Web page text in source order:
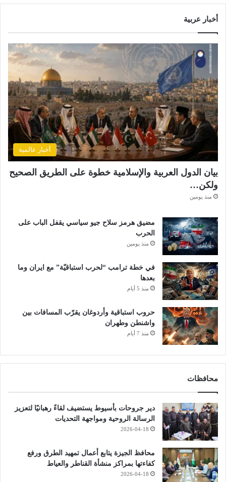
أخبار عربية
أخبار عالمية
بيان الدول العربية والإسلامية خطوة على الطريق الصحيح
ولكن…
منذ يومين
مضيق هرمز سلاح جيو سياسي يقفل الباب على
الحرب
منذ يومين
في خطة ترامب “لحرب استباقيّة” مع ايران وما
بعدها
منذ 5 أيام
حروب استباقية وأردوغان يقرّب المسافات بين
واشنطن وطهران
منذ 7 أيام
محافظات
دير جروحات بأسيوط يستضيف لقاءً رهبانيًا لتعزيز
الرسالة الروحية ومواجهة التحديات
2026-04-18
محافظ الجيزة يتابع أعمال تمهيد الطرق ورفع
كفاءتها بمراكز منشأة القناطر والعياط
2026-04-18